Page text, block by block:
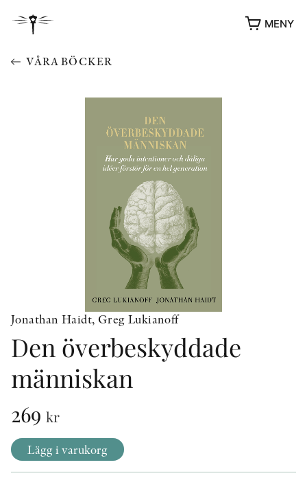
MENY
YUKIKO OCH PATRIK MÖTER
ÖVRIGA FORMAT
VÅRA BÖCKER
Jonathan Haidt, Greg Lukianoff
Den överbeskyddade
människan
269 kr
Lägg i varukorg